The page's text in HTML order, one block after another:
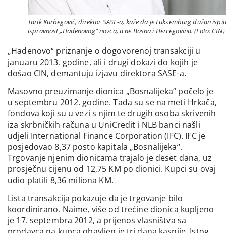
Tarik Kurbegović, direktor SASE-a, kaže da je Luksemburg dužan
ispravnost „Hadenovog“ novca, a ne Bosna i Hercegovina. (Foto: CIN)
„Hadenovo“ priznanje o dogovorenoj transakciji u
januaru 2013. godine, ali i drugi dokazi do kojih je
došao CIN, demantuju izjavu direktora SASE-a.
Masovno preuzimanje dionica „Bosnalijeka“ počelo je
u septembru 2012. godine. Tada su se na meti Hrkača,
fondova koji su u vezi s njim te drugih osoba skrivenih
iza skrbničkih računa u UniCredit i NLB banci našli
udjeli International Finance Corporation (IFC). IFC je
posjedovao 8,37 posto kapitala „Bosnalijeka“.
Trgovanje njenim dionicama trajalo je deset dana, uz
prosječnu cijenu od 12,75 KM po dionici. Kupci su ovaj
udio platili 8,36 miliona KM.
Lista transakcija pokazuje da je trgovanje bilo
koordinirano. Naime, više od trećine dionica kupljeno
je 17. septembra 2012, a prijenos vlasništva sa